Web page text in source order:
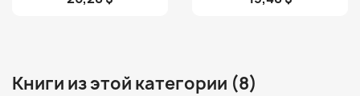
Книги из этой категории (8)